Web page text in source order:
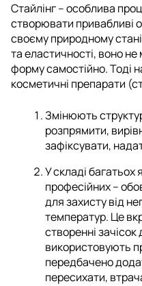
Стайлінг – особлива
створювати привабливі
своєму природному
та еластичності, воно
форму самостійно. Тоді
косметичні препарати
Змінюють
розпрямити,
зафіксувати,
У складі багатьох
професійних –
для захисту від
температур. Це
створенні
використовують
передбачено
пересихати,